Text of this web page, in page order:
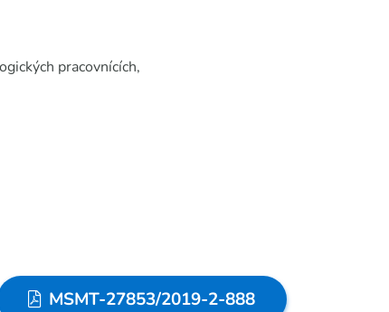
pracovnících,
MSMT-27853/2019-2-888